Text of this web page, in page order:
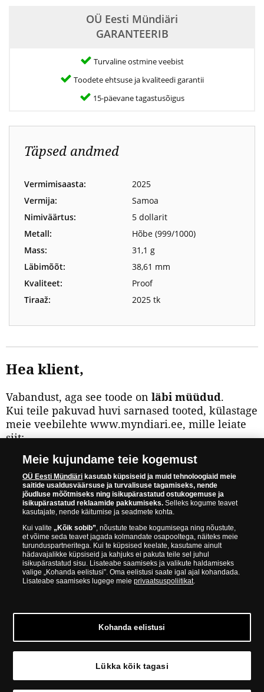
OÜ Eesti Mündiäri
GARANTEERIB
Turvaline ostmine veebist
Toodete ehtsuse ja kvaliteedi garantii
15-päevane tagastusõigus
Täpsed andmed
Vermimisaasta:
2025
Vermija:
Samoa
Nimiväärtus:
5 dollarit
Metall:
Hõbe (999/1000)
Mass:
31,1 g
Läbimõõt:
38,61 mm
Kvaliteet:
Proof
Tiraaž:
2025 tk
Hea klient,
Vabandust, aga see toode on läbi müüdud.
Kui teile pakuvad huvi sarnased tooted, külastage
meie veebilehte www.myndiari.ee, mille leiate
siit:
VAADAKE VEEL PAKKUMISI
WWW.MYNDIARI.EE
Teavitage mind, kui toode on saadaval.
OÜ Eesti Mündiäri
GARANTEERIB
Turvaline ostmine veebist
15-päevane tagastusõigus
Meie kujundame teie kogemust
OÜ Eesti Mündiäri kasutab küpsiseid ja muid tehnoloogiaid meie
saitide usaldusväärsuse ja turvalisuse tagamiseks, nende
jõudluse mõõtmiseks ning isikupärastatud ostukogemuse ja
isikupärastatud reklaamide pakkumiseks. Selleks kogume teavet
kasutajate, nende käitumise ja seadmete kohta.
Kui valite „Kõik sobib”, nõustute teabe kogumisega ning nõustute,
et võime seda teavet jagada kolmandate osapooltega, näiteks meie
turunduspartneritega. Kui te küpsised keelate, kasutame ainult
hädavajalikke küpsiseid ja kahjuks ei pakuta teile sel juhul
isikupärastatud sisu. Lisateabe saamiseks ja valikute haldamiseks
valige „Kohanda eelistusi”. Oma eelistusi saate igal ajal kohandada.
Lisateabe saamiseks lugege meieprivaatsuspoliitikat.
Kohanda eelistusi
Lükka kõik tagasi